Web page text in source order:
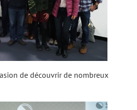
de découvrir de nombreux